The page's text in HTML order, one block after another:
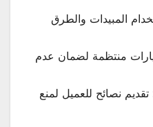
المبيدات والطرق
منتظمة لضمان عدم
تقديم نصائح للعميل لمنع